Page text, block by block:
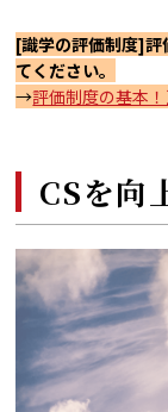
[識学の評価制度]評
てください。
→評価制度の基本
CSを向